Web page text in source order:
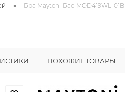
• Бра Maytoni Бао MOD419WL-01B
ПОХОЖИЕ ТОВАРЫ